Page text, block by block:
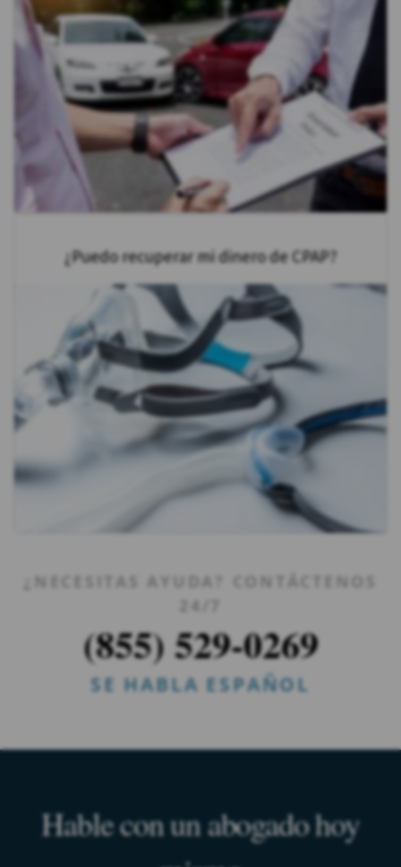
¿Puedo recuperar mi dinero de CPAP?
¿NECESITAS AYUDA? CONTÁCTENOS
24/7
(855) 529-0269
SE HABLA ESPAÑOL
Hable con un abogado hoy